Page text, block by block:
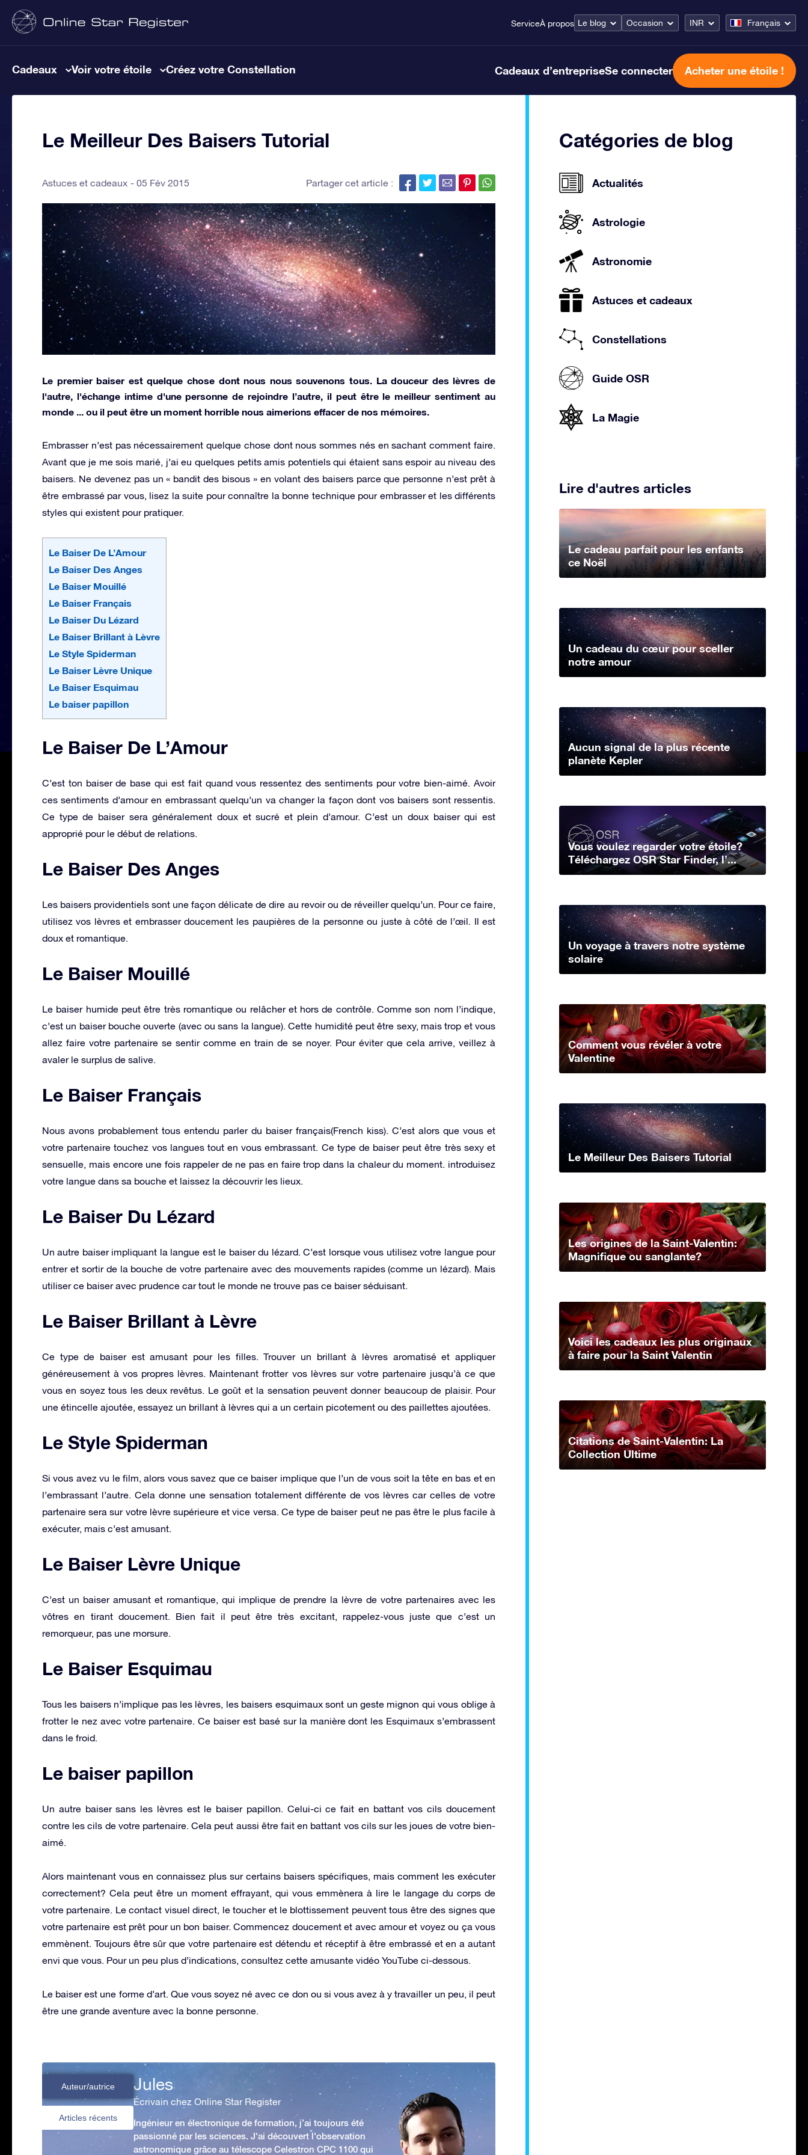
ServiceÀ propos Le blog Occasion INR Français
Cadeaux Voir votre étoile Créez votre Constellation Cadeaux d’entrepriseSe connecter Acheter une étoile !
Le Meilleur Des Baisers Tutorial
Astuces et cadeaux 05 Fév 2015 Partager cet article :
Le premier baiser est quelque chose dont nous nous souvenons tous. La douceur des lèvres de
l'autre, l'échange intime d'une personne de rejoindre l’autre, il peut être le meilleur sentiment au
monde ... ou il peut être un moment horrible nous aimerions effacer de nos mémoires.
Embrasser n’est pas nécessairement quelque chose dont nous sommes nés en sachant comment faire.
Avant que je me sois marié, j’ai eu quelques petits amis potentiels qui étaient sans espoir au niveau des
baisers. Ne devenez pas un « bandit des bisous » en volant des baisers parce que personne n’est prêt à
être embrassé par vous, lisez la suite pour connaître la bonne technique pour embrasser et les différents
styles qui existent pour pratiquer.
Le Baiser De L’Amour
Le Baiser Des Anges
Le Baiser Mouillé
Le Baiser Français
Le Baiser Du Lézard
Le Baiser Brillant à Lèvre
Le Style Spiderman
Le Baiser Lèvre Unique
Le Baiser Esquimau
Le baiser papillon
Le Baiser De L’Amour
C’est ton baiser de base qui est fait quand vous ressentez des sentiments pour votre bien-aimé. Avoir
ces sentiments d’amour en embrassant quelqu’un va changer la façon dont vos baisers sont ressentis.
Ce type de baiser sera généralement doux et sucré et plein d’amour. C’est un doux baiser qui est
approprié pour le début de relations.
Le Baiser Des Anges
Les baisers providentiels sont une façon délicate de dire au revoir ou de réveiller quelqu’un. Pour ce faire,
utilisez vos lèvres et embrasser doucement les paupières de la personne ou juste à côté de l’œil. Il est
doux et romantique.
Le Baiser Mouillé
Le baiser humide peut être très romantique ou relâcher et hors de contrôle. Comme son nom l’indique,
c’est un baiser bouche ouverte (avec ou sans la langue). Cette humidité peut être sexy, mais trop et vous
allez faire votre partenaire se sentir comme en train de se noyer. Pour éviter que cela arrive, veillez à
avaler le surplus de salive.
Le Baiser Français
Nous avons probablement tous entendu parler du baiser français(French kiss). C’est alors que vous et
votre partenaire touchez vos langues tout en vous embrassant. Ce type de baiser peut être très sexy et
sensuelle, mais encore une fois rappeler de ne pas en faire trop dans la chaleur du moment. introduisez
votre langue dans sa bouche et laissez la découvrir les lieux.
Le Baiser Du Lézard
Un autre baiser impliquant la langue est le baiser du lézard. C’est lorsque vous utilisez votre langue pour
entrer et sortir de la bouche de votre partenaire avec des mouvements rapides (comme un lézard). Mais
utiliser ce baiser avec prudence car tout le monde ne trouve pas ce baiser séduisant.
Le Baiser Brillant à Lèvre
Ce type de baiser est amusant pour les filles. Trouver un brillant à lèvres aromatisé et appliquer
généreusement à vos propres lèvres. Maintenant frotter vos lèvres sur votre partenaire jusqu’à ce que
vous en soyez tous les deux revêtus. Le goût et la sensation peuvent donner beaucoup de plaisir. Pour
une étincelle ajoutée, essayez un brillant à lèvres qui a un certain picotement ou des paillettes ajoutées.
Le Style Spiderman
Si vous avez vu le film, alors vous savez que ce baiser implique que l’un de vous soit la tête en bas et en
l’embrassant l’autre. Cela donne une sensation totalement différente de vos lèvres car celles de votre
partenaire sera sur votre lèvre supérieure et vice versa. Ce type de baiser peut ne pas être le plus facile à
exécuter, mais c’est amusant.
Le Baiser Lèvre Unique
C’est un baiser amusant et romantique, qui implique de prendre la lèvre de votre partenaires avec les
vôtres en tirant doucement. Bien fait il peut être très excitant, rappelez-vous juste que c’est un
remorqueur, pas une morsure.
Le Baiser Esquimau
Tous les baisers n’implique pas les lèvres, les baisers esquimaux sont un geste mignon qui vous oblige à
frotter le nez avec votre partenaire. Ce baiser est basé sur la manière dont les Esquimaux s’embrassent
dans le froid.
Le baiser papillon
Un autre baiser sans les lèvres est le baiser papillon. Celui-ci ce fait en battant vos cils doucement
contre les cils de votre partenaire. Cela peut aussi être fait en battant vos cils sur les joues de votre bien-
aimé.
Alors maintenant vous en connaissez plus sur certains baisers spécifiques, mais comment les exécuter
correctement? Cela peut être un moment effrayant, qui vous emmènera à lire le langage du corps de
votre partenaire. Le contact visuel direct, le toucher et le blottissement peuvent tous être des signes que
votre partenaire est prêt pour un bon baiser. Commencez doucement et avec amour et voyez ou ça vous
emmènent. Toujours être sûr que votre partenaire est détendu et réceptif à être embrassé et en a autant
envi que vous. Pour un peu plus d’indications, consultez cette amusante vidéo YouTube ci-dessous.
Le baiser est une forme d’art. Que vous soyez né avec ce don ou si vous avez à y travailler un peu, il peut
être une grande aventure avec la bonne personne.
Auteur/autrice
Articles récents
Jules
Écrivain chez Online Star Register
Ingénieur en électronique de formation, j’ai toujours été
passionné par les sciences. J'ai découvert l'observation
astronomique grâce au télescope Celestron CPC 1100 qui
Catégories de blog
Actualités
Astrologie
Astronomie
Astuces et cadeaux
Constellations
Guide OSR
La Magie
Lire d'autres articles
Le cadeau parfait pour les enfants
ce Noël
Un cadeau du cœur pour sceller
notre amour
Aucun signal de la plus récente
planète Kepler
Vous voulez regarder votre étoile?
Téléchargez OSR Star Finder, l’...
Un voyage à travers notre système
solaire
Comment vous révéler à votre
Valentine
Le Meilleur Des Baisers Tutorial
Les origines de la Saint-Valentin:
Magnifique ou sanglante?
Voici les cadeaux les plus originaux
à faire pour la Saint Valentin
Citations de Saint-Valentin: La
Collection Ultime